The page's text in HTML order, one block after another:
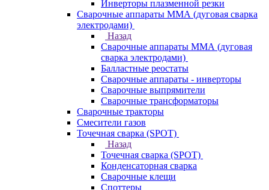
Инверторы плазменной резки
Сварочные аппараты ММА (дуговая сварка
электродами)
Назад
Сварочные аппараты ММА (дуговая
сварка электродами)
Балластные реостаты
Сварочные аппараты - инверторы
Сварочные выпрямители
Сварочные трансформаторы
Сварочные тракторы
Смесители газов
Точечная сварка (SPOT)
Назад
Точечная сварка (SPOT)
Конденсаторная сварка
Сварочные клещи
Споттеры